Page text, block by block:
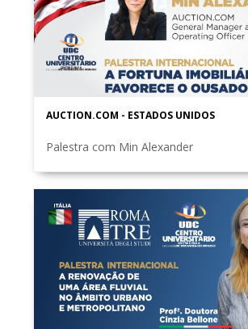
AUCTION.COM - ESTADOS UNIDOS
Palestra com Min Alexander